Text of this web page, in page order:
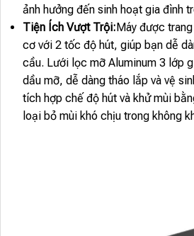
ảnh hưởng đến sinh hoạt gia đình
Tiện Ích Vượt Trội: Máy được
cơ với 2 tốc độ hút, giúp bạn dễ
cầu. Lưới lọc mỡ Aluminum 3 lớp
dầu mỡ, dễ dàng tháo lắp và vệ
tích hợp chế độ hút và khử mùi
loại bỏ mùi khó chịu trong không